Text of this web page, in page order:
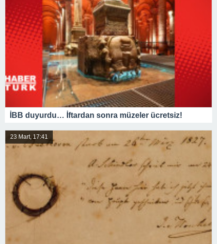
İBB duyurdu… İftardan sonra müzeler ücretsiz!
23 Mart, 17:41